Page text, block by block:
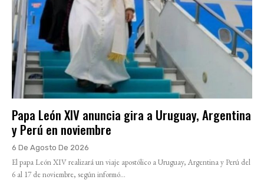
Papa León XIV anuncia gira a Uruguay, Argentina
y Perú en noviembre
6 De Agosto De 2026
El papa León XIV realizará un viaje apostólico a Uruguay, Argentina y Perú del
6 al 17 de noviembre, según informó...